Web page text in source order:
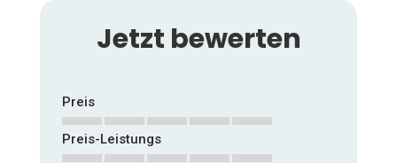
Jetzt bewerten
Preis
1
star
2
stars
3
stars
4
stars
5
stars
Preis-Leistungs